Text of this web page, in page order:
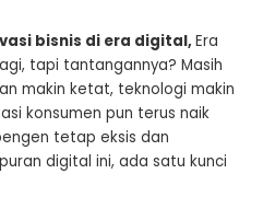
bisnis di era digital, Era
tapi tantangannya? Masih
makin ketat, teknologi makin
konsumen pun terus naik
tetap eksis dan
digital ini, ada satu kunci